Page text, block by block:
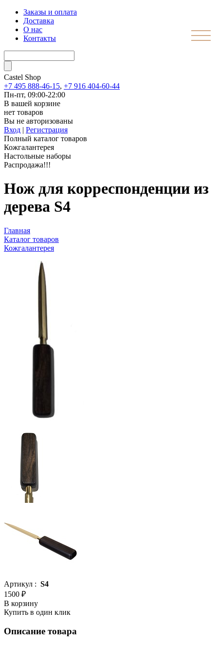
Заказы и оплата
Доставка
О нас
Контакты
Castel Shop
+7 495 888-46-15, +7 916 404-60-44
Пн-пт, 09:00-22:00
В вашей корзине
нет товаров
Вы не авторизованы
Вход | Регистрация
Полный каталог товаров
Кожгалантерея
Настольные наборы
Распродажа!!!
Нож для корреспонденции из
дерева S4
Главная
Каталог товаров
Кожгалантерея
Артикул : S4
1500 ₽
В корзину
Купить в один клик
Описание товара